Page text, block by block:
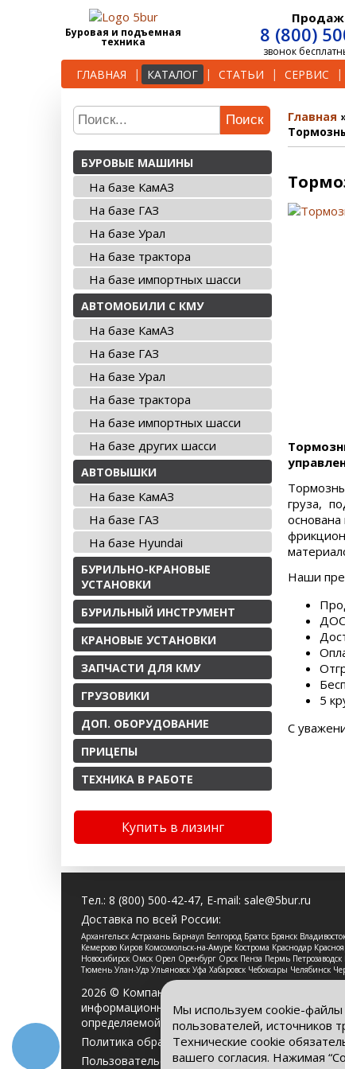
Буровая и подъемная
техника 8 (800)
звонок
ГЛАВНАЯ КАТАЛОГ СТАТЬИ СЕРВИС
Поиск
БУРОВЫЕ МАШИНЫ
На базе КамАЗ
На базе ГАЗ
На базе Урал
На базе трактора
На базе импортных шасси
АВТОМОБИЛИ С КМУ
На базе КамАЗ
На базе ГАЗ
На базе Урал
На базе трактора
На базе импортных шасси
На базе других шасси
АВТОВЫШКИ
На базе КамАЗ
На базе ГАЗ
На базе Hyundai
БУРИЛЬНО-КРАНОВЫЕ
УСТАНОВКИ
БУРИЛЬНЫЙ ИНСТРУМЕНТ
КРАНОВЫЕ УСТАНОВКИ
ЗАПЧАСТИ ДЛЯ КМУ
ГРУЗОВИКИ
ДОП. ОБОРУДОВАНИЕ
ПРИЦЕПЫ
ТЕХНИКА В РАБОТЕ
Купить в лизинг
Главная
груза,
Наши
5
С
Тел.: 8 (800) 500-42-47, E-mail: sale@5bur.ru
Доставка по всей России:
Архангельск Астрахань Барнаул Белгород Братск Брянск
Кемерово Киров Комсомольск-на-Амуре Кострома Краснодар
Новосибирск Омск Орел Оренбург Орск Пенза Пермь Петрозаводск
Тюмень Улан-Удэ Ульяновск Уфа Хабаровск Чебоксары Челябинск
2026 © Компания «Буровые Машины». Все
информационный характер и ни при каких
определяемой положениями Статьи 437
Политика обработки персональных данных
Пользовательское соглашение
Мы используем cookie-файлы
пользователей, источников
Технические cookie
вашего согласия. Нажимая